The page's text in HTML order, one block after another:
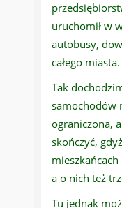
uruchomił w
autobusy,
całego miasta.
Tak
samochodów
ograniczona,
skończyć,
a o nich też
Tu jednak